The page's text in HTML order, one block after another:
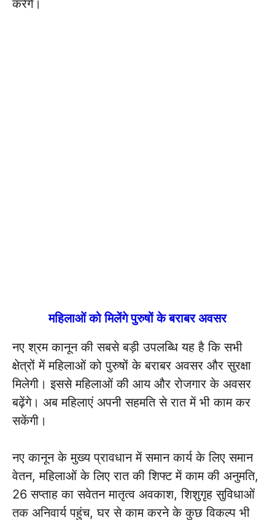
करेंगे।
महिलाओं को मिलेंगे पुरुषों के बराबर अवसर
नए श्रम कानून की सबसे बड़ी उपलब्धि यह है कि सभी
क्षेत्रों में महिलाओं को पुरुषों के बराबर अवसर और सुरक्षा
मिलेगी। इससे महिलाओं की आय और रोजगार के अवसर
बढ़ेंगे। अब महिलाएं अपनी सहमति से रात में भी काम कर
सकेंगी।
नए कानून के मुख्य प्रावधान में समान कार्य के लिए समान
वेतन, महिलाओं के लिए रात की शिफ्ट में काम की अनुमति,
26 सप्ताह का सवेतन मातृत्व अवकाश, शिशुगृह सुविधाओं
तक अनिवार्य पहुंच, घर से काम करने के कुछ विकल्प भी